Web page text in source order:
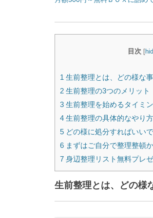
目次 [
1 生前整理とは、どの様な
2 生前整理の3つのメリット
3 生前整理を始めるタイミ
4 生前整理の具体的なやり
5 どの様に処分すればいい
6 まずはご自分で整理整頓
7 身辺整理リスト無料プレ
生前整理とは、どの様